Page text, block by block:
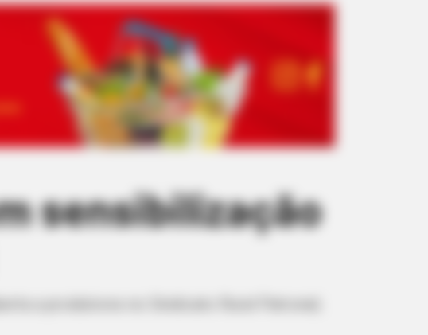
sensibilização